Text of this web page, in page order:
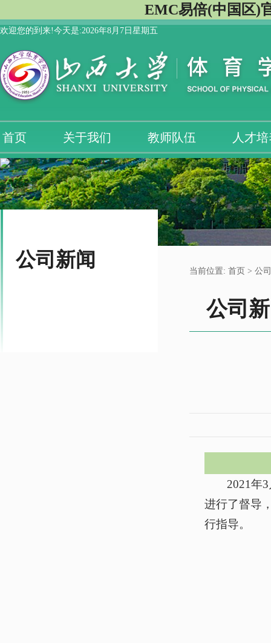
EMC易倍(中国区)
欢迎您的到来!今天是:2026年8月7日星期五
首页 关于我们 教师队伍 人才
公司新闻
当前位置: 首页 > 公
公司
2021年
进行了督导
行指导。